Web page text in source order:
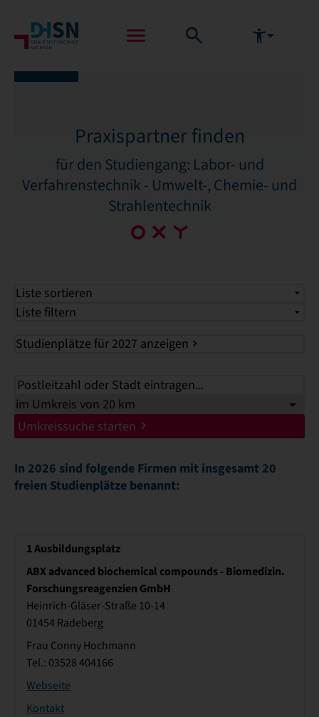
Praxispartner finden
für den Studiengang: Labor- und
Verfahrenstechnik - Umwelt-, Chemie- und
Strahlentechnik
Liste sortieren
Liste filtern
Studienplätze für 2027 anzeigen
Umkreissuche starten
In 2026 sind folgende Firmen mit insgesamt 20
freien Studienplätze benannt:
1Ausbildungsplatz
ABX advanced biochemical compounds - Biomedizin.
Forschungsreagenzien GmbH
Heinrich-Gläser-Straße 10-14
01454 Radeberg
Frau Conny Hochmann
Tel.: 03528 404166
Webseite
Kontakt